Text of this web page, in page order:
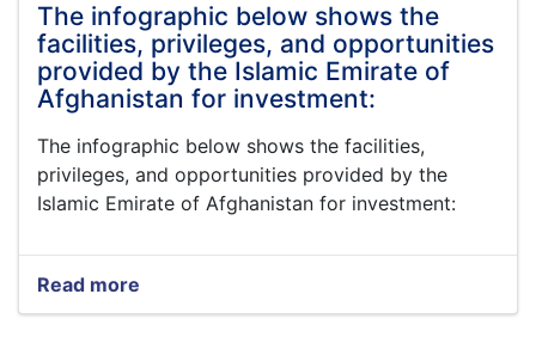
The infographic below shows the
facilities, privileges, and opportunities
provided by the Islamic Emirate of
Afghanistan for investment:
The infographic below shows the facilities,
privileges, and opportunities provided by the
Islamic Emirate of Afghanistan for investment:
Read more
The